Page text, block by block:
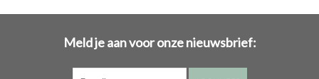
Meld je aan voor onze nieuwsbrief: